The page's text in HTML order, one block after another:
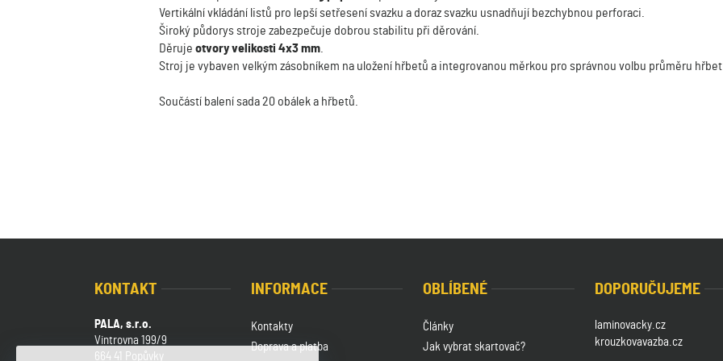
Vertikální vkládání listů pro lepší setřesení svazku a doraz svazku usnadňují bezchybnou perforaci.
Široký půdorys stroje zabezpečuje dobrou stabilitu při děrování.
Děruje otvory velikosti 4x3 mm
Stroj je vybaven velkým zásobníkem na uložení hřbetů a integrovanou měrkou pro správnou volbu průměru
Součástí balení sada 20 obálek a hřbetů.
KONTAKT
PALA, s.r.o.
Vintrovna 199/9
664 41 Popůvky
INFORMACE
Kontakty
Doprava a platba
OBLÍBENÉ
Články
Jak vybrat skartovač?
DOPORUČUJEME
laminovacky.cz
krouzkovavazba.cz